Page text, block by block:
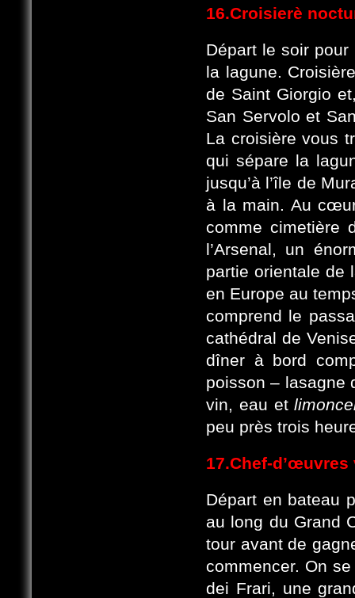
16.Croisierè
Départ le soir
la lagune.
de Saint Giorgio
San Servolo et
La croisière vous
qui sépare la
jusqu’à l’île de
à la main. Au
comme cimetière
l’Arsenal, un
partie orientale de
en Europe au
comprend le
cathédral de
dîner à bord
poisson – lasagne
vin, eau et
peu près trois
17.Chef-
Départ en bateau
au long du Grand
tour avant de
commencer. On
dei Frari, une